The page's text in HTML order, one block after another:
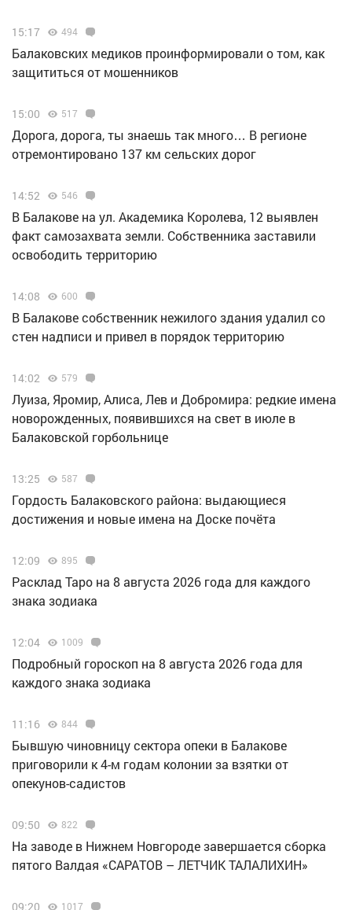
15:17 494
Балаковских медиков проинформировали о том, как
защититься от мошенников
15:00 517
Дорога, дорога, ты знаешь так много… В регионе
отремонтировано 137 км сельских дорог
14:52 546
В Балакове на ул. Академика Королева, 12 выявлен
факт самозахвата земли. Собственника заставили
освободить территорию
14:08 600
В Балакове собственник нежилого здания удалил со
стен надписи и привел в порядок территорию
14:02 579
Луиза, Яромир, Алиса, Лев и Добромира: редкие имена
новорожденных, появившихся на свет в июле в
Балаковской горбольнице
13:25 587
Гордость Балаковского района: выдающиеся
достижения и новые имена на Доске почёта
12:09 895
Расклад Таро на 8 августа 2026 года для каждого
знака зодиака
12:04 1009
Подробный гороскоп на 8 августа 2026 года для
каждого знака зодиака
11:16 844
Бывшую чиновницу сектора опеки в Балакове
приговорили к 4-м годам колонии за взятки от
опекунов-садистов
09:50 822
Н️а заводе в Нижнем Новгороде завершается сборка
пятого Валдая «САРАТОВ – ЛЕТЧИК ТАЛАЛИХИН»
09:20 1017